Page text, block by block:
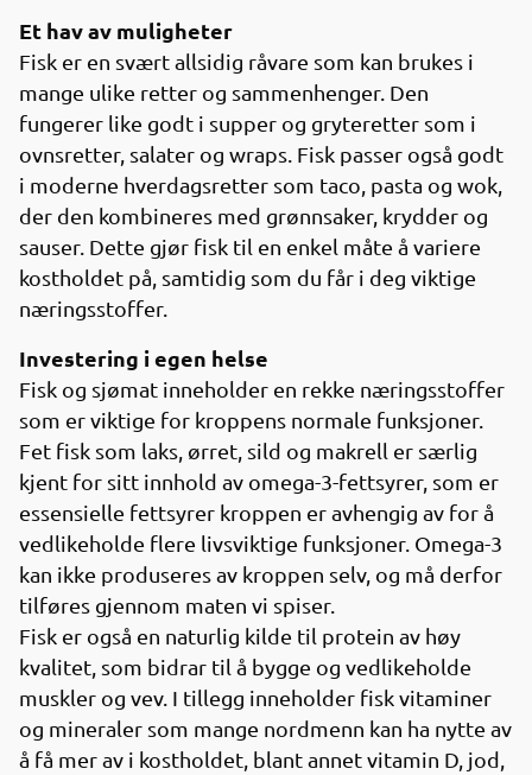
Et hav av muligheter
Fisk er en svært allsidig råvare som kan brukes i
mange ulike retter og sammenhenger. Den
fungerer like godt i supper og gryteretter som i
ovnsretter, salater og wraps. Fisk passer også godt
i moderne hverdagsretter som taco, pasta og wok,
der den kombineres med grønnsaker, krydder og
sauser. Dette gjør fisk til en enkel måte å variere
kostholdet på, samtidig som du får i deg viktige
næringsstoffer.
Investering i egen helse
Fisk og sjømat inneholder en rekke næringsstoffer
som er viktige for kroppens normale funksjoner.
Fet fisk som laks, ørret, sild og makrell er særlig
kjent for sitt innhold av omega-3-fettsyrer, som er
essensielle fettsyrer kroppen er avhengig av for å
vedlikeholde flere livsviktige funksjoner. Omega-3
kan ikke produseres av kroppen selv, og må derfor
tilføres gjennom maten vi spiser.
Fisk er også en naturlig kilde til protein av høy
kvalitet, som bidrar til å bygge og vedlikeholde
muskler og vev. I tillegg inneholder fisk vitaminer
og mineraler som mange nordmenn kan ha nytte av
å få mer av i kostholdet, blant annet vitamin D, jod,